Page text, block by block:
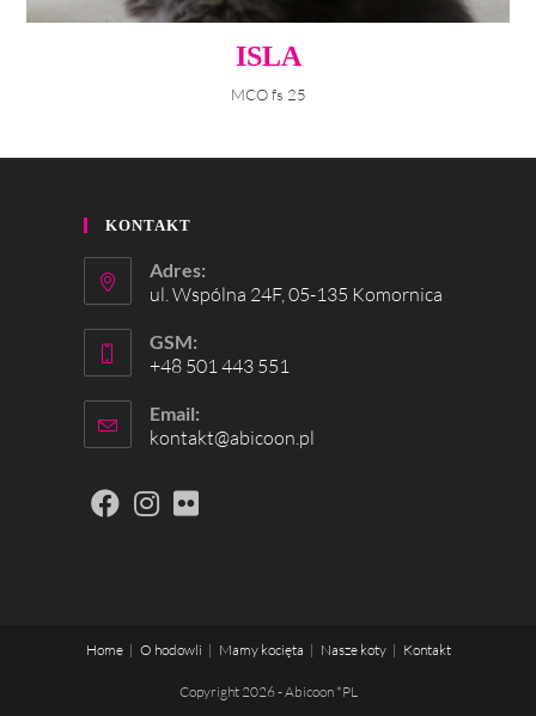
ISLA
MCO fs 25
KONTAKT
Adres:
ul. Wspólna 24F, 05-135 Komornica
GSM:
+48 501 443 551
Email:
kontakt@abicoon.pl
Home O hodowli Mamy kocięta Nasze koty Kontakt
Copyright 2026 - Abicoon *PL